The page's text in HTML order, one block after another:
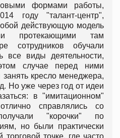
формами работы,
году "талант-центр",
действующую модель
протекающими там
сотрудников обучали
все виды деятельности,
случае перед ними
кресло менеджера,
Но уже через год от идеи
в "имитационном"
справлялись со
"корочки" по
но были практически
точке, где часто